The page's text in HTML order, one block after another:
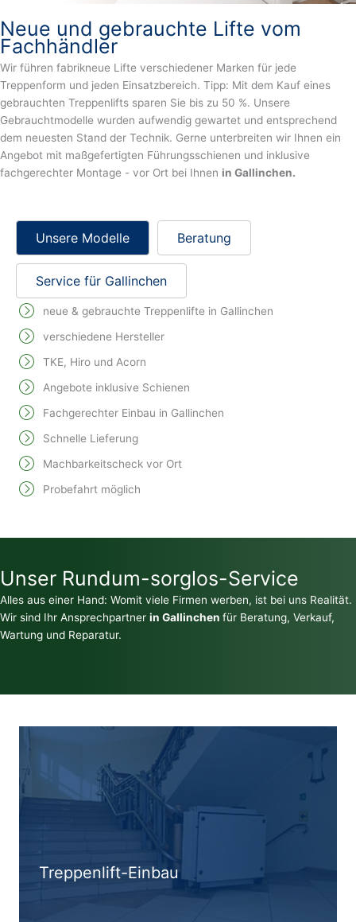
Neue und gebrauchte Lifte vom
Fachhändler
Wir führen fabrikneue Lifte verschiedener Marken für jede
Treppenform und jeden Einsatzbereich. Tipp: Mit dem Kauf eines
gebrauchten Treppenlifts sparen Sie bis zu 50 %. Unsere
Gebrauchtmodelle wurden aufwendig gewartet und entsprechend
dem neuesten Stand der Technik. Gerne unterbreiten wir Ihnen ein
Angebot mit maßgefertigten Führungsschienen und inklusive
fachgerechter Montage - vor Ort bei Ihnen in Gallinchen.
Unsere Modelle Beratung
Service für Gallinchen
neue & gebrauchte Treppenlifte in Gallinchen
verschiedene Hersteller
TKE, Hiro und Acorn
Angebote inklusive Schienen
Fachgerechter Einbau in Gallinchen
Schnelle Lieferung
Machbarkeitscheck vor Ort
Probefahrt möglich
Unser Rundum-sorglos-Service
Alles aus einer Hand: Womit viele Firmen werben, ist bei uns Realität.
Wir sind Ihr Ansprechpartner in Gallinchen für Beratung, Verkauf,
Wartung und Reparatur.
Treppenlift-Einbau